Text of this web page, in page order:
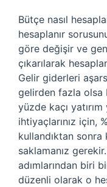
Bütçe nasıl
hesaplanır
göre değişir ve
çıkarılarak
Gelir giderleri
gelirden fazla olsa
yüzde kaçı yatırım
ihtiyaçlarınız için,
kullandıktan sonra
saklamanız
adımlarından biri
düzenli olarak o